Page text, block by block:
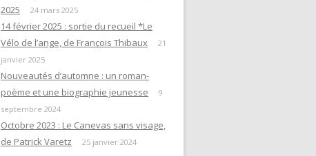
2025
24 mars 2025
14 février 2025 : sortie du recueil *Le
Vélo de l’ange, de François Thibaux
21
janvier 2025
Nouveautés d’automne : un roman-
poème et une biographie jeunesse
9
septembre 2024
Octobre 2023 : Le Canevas sans visage,
de Patrick Varetz
25 janvier 2024